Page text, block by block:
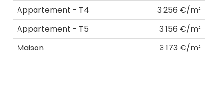
Appartement - T4
3 256 €/m²
Appartement - T5
3 156 €/m²
Maison
3 173 €/m²